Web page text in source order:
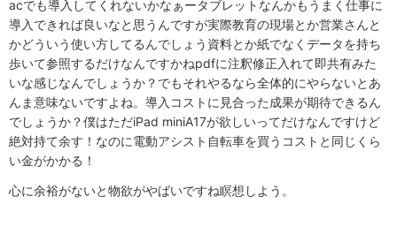
acでも導入してくれないかなぁータブレットなんかもうまく仕事に
導入できれば良いなと思うんですが実際教育の現場とか営業さんと
かどういう使い方してるんでしょう資料とか紙でなくデータを持ち
歩いて参照するだけなんですかねpdfに注釈修正入れて即共有みた
いな感じなんでしょうか？でもそれやるなら全体的にやらないとあ
んま意味ないですよね。導入コストに見合った成果が期待できるん
でしょうか？僕はただiPad miniA17が欲しいってだけなんですけど
絶対持て余す！なのに電動アシスト自転車を買うコストと同じくら
い金がかかる！
心に余裕がないと物欲がやばいですね瞑想しよう。